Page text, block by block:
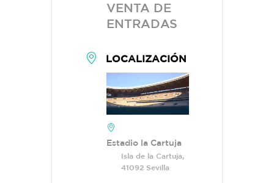
VENTA DE
ENTRADAS
LOCALIZACIÓN
Estadio la Cartuja
Isla de la Cartuja,
41092 Sevilla